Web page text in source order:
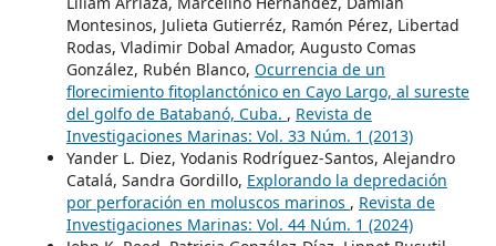
Montesinos, Julieta Gutierréz, Ramón Pérez, Libertad
Rodas, Vladimir Dobal Amador, Augusto Comas
González, Rubén Blanco, Ocurrencia de un
florecimiento fitoplanctónico en Cayo Largo, al sureste
del golfo de Batabanó, Cuba. , Revista de
Investigaciones Marinas: Vol. 33 Núm. 1 (2013)
Yander L. Diez, Yodanis Rodríguez-Santos, Alejandro
Catalá, Sandra Gordillo, Explorando la depredación
por perforación en moluscos marinos , Revista de
Investigaciones Marinas: Vol. 44 Núm. 1 (2024)